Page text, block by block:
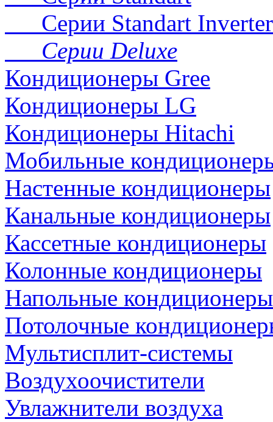
Серии Standart Inverter
Серии Deluxe
Кондиционеры Gree
Кондиционеры LG
Кондиционеры Hitachi
Мобильные
Настенные кондиционеры
Канальные кондиционеры
Кассетные кондиционеры
Колонные кондиционеры
Напольные кондиционеры
Потолочные
Мультисплит-системы
Воздухоочистители
Увлажнители воздуха